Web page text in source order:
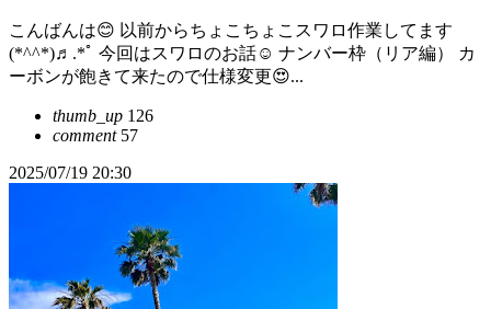
こんばんは😊 以前からちょこちょこスワロ作業してます
(*^^*)♬.*ﾟ 今回はスワロのお話☺️ ナンバー枠（リア編） カ
ーボンが飽きて来たので仕様変更😍...
thumb_up 126
comment57
2025/07/19 20:30